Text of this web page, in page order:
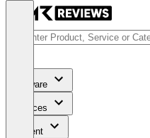
Software
Services
Content